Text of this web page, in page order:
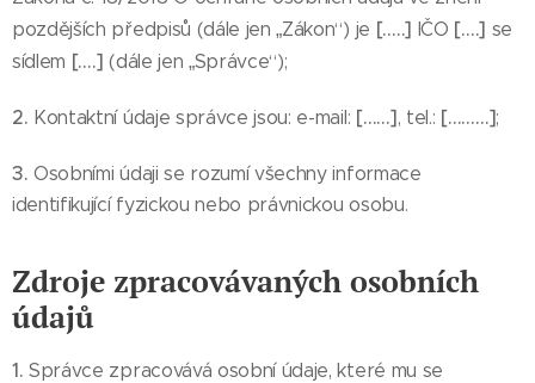
pozdějších předpisů (dále jen „Zákon“) je […..] IČO [….] se
sídlem [….] (dále jen „Správce“);
2. Kontaktní údaje správce jsou: e-mail: [……], tel.: [………];
3.Osobními údaji se rozumí všechny informace
identifikující fyzickou nebo právnickou osobu.
Zdroje zpracovávaných osobních
údajů
1.Správce zpracovává osobní údaje, které mu se